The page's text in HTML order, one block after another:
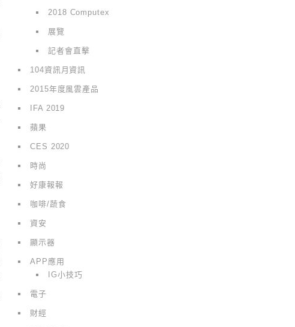
2018 Computex
展覽
記者會直擊
104資訊月資訊
2015年度風雲產品
IFA 2019
蘋果
CES 2020
時尚
好康報報
咖啡/蔬食
資安
顯示器
APP應用
IG小技巧
電子
財經